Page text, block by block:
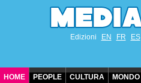
Edizioni EN FR ES
HOME PEOPLE CULTURA MONDO